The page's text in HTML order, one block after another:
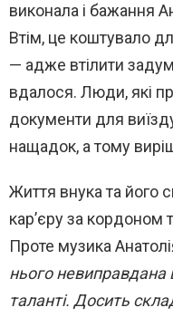
виконала і бажання
Втім, це коштувало
— адже втілити
вдалося. Люди, які
документи для
нащадок, а тому
Життя внука та його
кар’єру за кордоном
Проте музика
нього невиправдана
таланті. Досить